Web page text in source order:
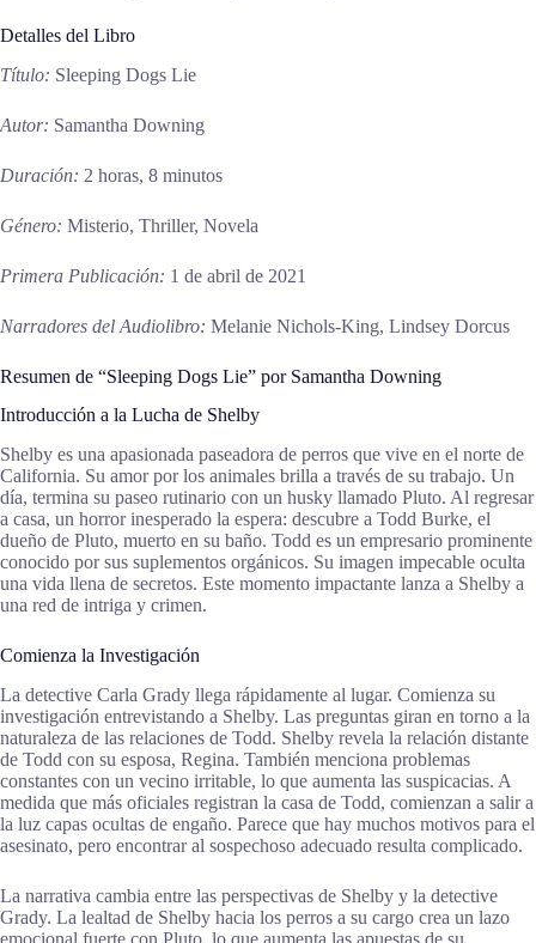
Detalles del Libro
Título: Sleeping Dogs Lie
Autor: Samantha Downing
Duración: 2 horas, 8 minutos
Género: Misterio, Thriller, Novela
Primera Publicación: 1 de abril de 2021
Narradores del Audiolibro: Melanie Nichols-King, Lindsey Dorcus
Resumen de “Sleeping Dogs Lie” por Samantha Downing
Introducción a la Lucha de Shelby
Shelby es una apasionada paseadora de perros que vive en el norte de
California. Su amor por los animales brilla a través de su trabajo. Un
día, termina su paseo rutinario con un husky llamado Pluto. Al regresar
a casa, un horror inesperado la espera: descubre a Todd Burke, el
dueño de Pluto, muerto en su baño. Todd es un empresario prominente
conocido por sus suplementos orgánicos. Su imagen impecable oculta
una vida llena de secretos. Este momento impactante lanza a Shelby a
una red de intriga y crimen.
Comienza la Investigación
La detective Carla Grady llega rápidamente al lugar. Comienza su
investigación entrevistando a Shelby. Las preguntas giran en torno a la
naturaleza de las relaciones de Todd. Shelby revela la relación distante
de Todd con su esposa, Regina. También menciona problemas
constantes con un vecino irritable, lo que aumenta las suspicacias. A
medida que más oficiales registran la casa de Todd, comienzan a salir a
la luz capas ocultas de engaño. Parece que hay muchos motivos para el
asesinato, pero encontrar al sospechoso adecuado resulta complicado.
La narrativa cambia entre las perspectivas de Shelby y la detective
Grady. La lealtad de Shelby hacia los perros a su cargo crea un lazo
emocional fuerte con Pluto, lo que aumenta las apuestas de su